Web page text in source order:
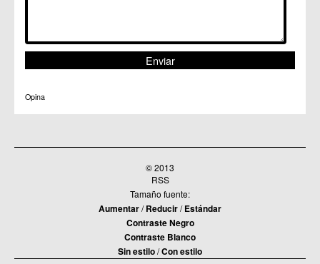
Opina
© 2013
RSS
Tamaño fuente:
Aumentar/Reducir/Estándar
Contraste Negro
Contraste Blanco
Sin estilo/Con estilo